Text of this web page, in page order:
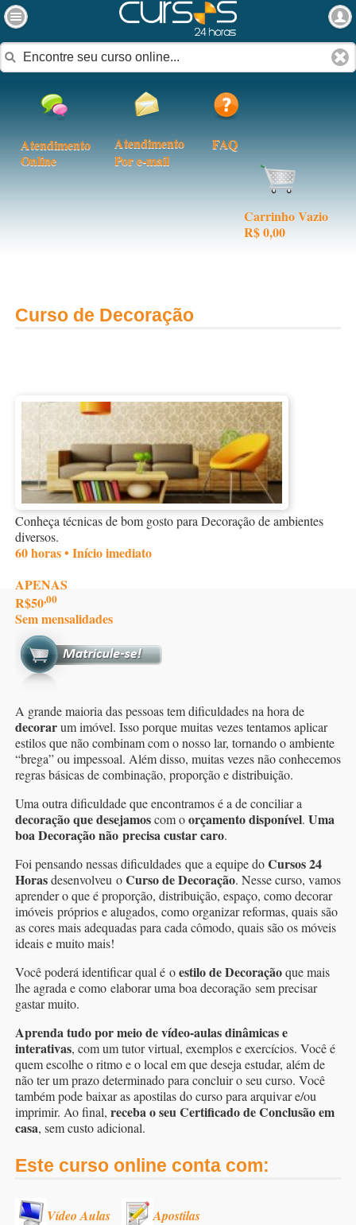
Atendimento
Online
Atendimento
Por e-mail
FAQ
Carrinho Vazio
R$ 0,00
Curso de Decoração
Conheça técnicas de bom gosto para Decoração de ambientes
diversos.
60 horas • Início imediato
APENAS
R$50,00
Sem mensalidades
A grande maioria das pessoas tem dificuldades na hora de
decorarum imóvel. Isso porque muitas vezes tentamos aplicar
estilos que não combinam com o nosso lar, tornando o ambiente
“brega” ou impessoal. Além disso, muitas vezes não conhecemos
regras básicas de combinação, proporção e distribuição.
Uma outra dificuldade que encontramos é a de conciliar a
decoração que desejamoscom oorçamento disponível. Uma
boa Decoração não precisa custar caro.
Foi pensando nessas dificuldades que a equipe doCursos 24
Horasdesenvolveu oCurso de Decoração. Nesse curso, vamos
aprender o que é proporção, distribuição, espaço, como decorar
imóveis próprios e alugados, como organizar reformas, quais são
as cores mais adequadas para cada cômodo, quais são os móveis
ideais e muito mais!
Você poderá identificar qual é oestilo de Decoraçãoque mais
lhe agrada e como elaborar uma boa decoração sem precisar
gastar muito.
Aprenda tudo por meio de vídeo-aulas dinâmicas e
interativas, com um tutor virtual, exemplos e exercícios. Você é
quem escolhe o ritmo e o local em que deseja estudar, além de
não ter um prazo determinado para concluir o seu curso. Você
também pode baixar as apostilas do curso para arquivar e/ou
imprimir. Ao final, receba o seu Certificado de Conclusão em
casa, sem custo adicional.
Este curso online conta com:
Vídeo Aulas Apostilas